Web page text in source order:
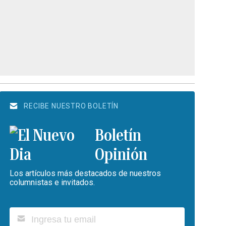
RECIBE NUESTRO BOLETÍN
Boletín
Opinión
Los artículos más destacados de nuestros
columnistas e invitados.